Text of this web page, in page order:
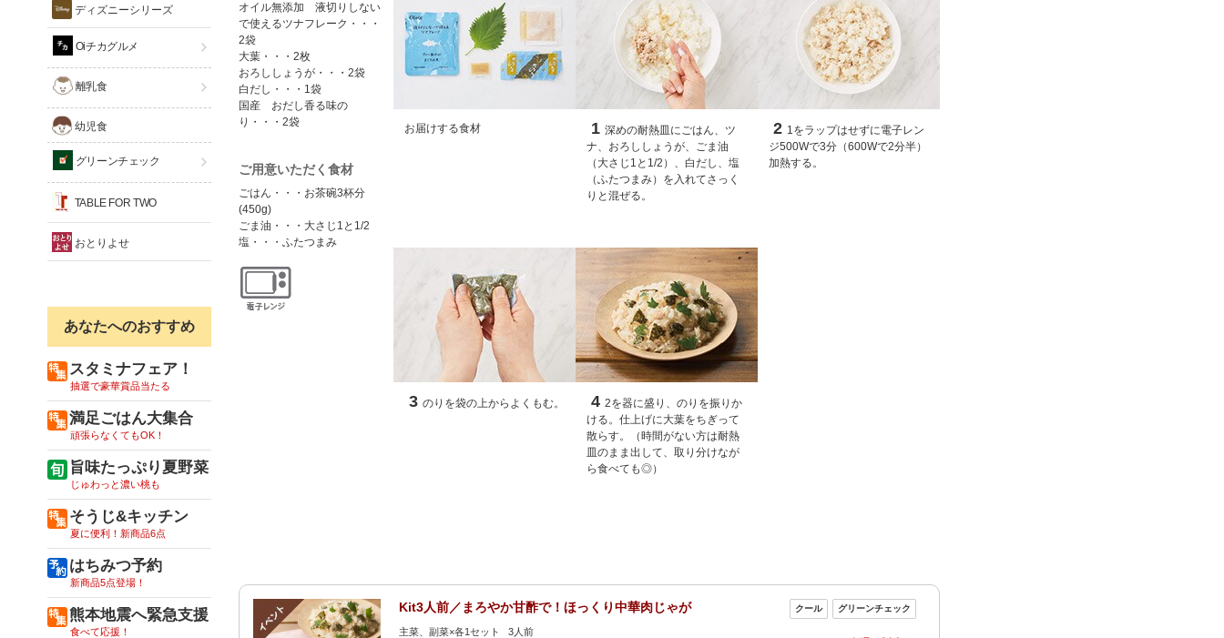
オイル無添加 液切りしない
で使えるツナフレーク・・・
2袋
大葉・・・2枚
おろししょうが・・・2袋
白だし・・・1袋
国産 おだし香る味の
り・・・2袋
ご用意いただく食材
ごはん・・・お茶碗3杯分
(450g)
ごま油・・・大さじ1と1/2
塩・・・ふたつまみ
お届けする食材 1 深めの耐熱皿にごはん、ツ
ナ、おろししょうが、ごま油
（大さじ1と1/2）、白だし、塩
（ふたつまみ）を入れてさっく
りと混ぜる。
2 1をラップはせずに電子レン
ジ500Wで3分（600Wで2分半）
加熱する。
3 のりを袋の上からよくもむ。 4 2を器に盛り、のりを振りか
ける。仕上げに大葉をちぎって
散らす。（時間がない方は耐熱
皿のまま出して、取り分けなが
ら食べても◎）
Kit3人前／まろやか甘酢で！ほっくり中華肉じゃが
主菜、副菜×各1セット 3人前
ディズニーシリーズ
Oiチカグルメ
離乳食
幼児食
グリーンチェック
TABLE FOR TWO
おとりよせ
あなたへのおすすめ
スタミナフェア！
抽選で豪華賞品当たる
満足ごはん大集合
頑張らなくてもOK！
旨味たっぷり夏野菜
じゅわっと濃い桃も
そうじ&キッチン
夏に便利！新商品6点
はちみつ予約
新商品5点登場！
熊本地震へ緊急支援
食べて応援！